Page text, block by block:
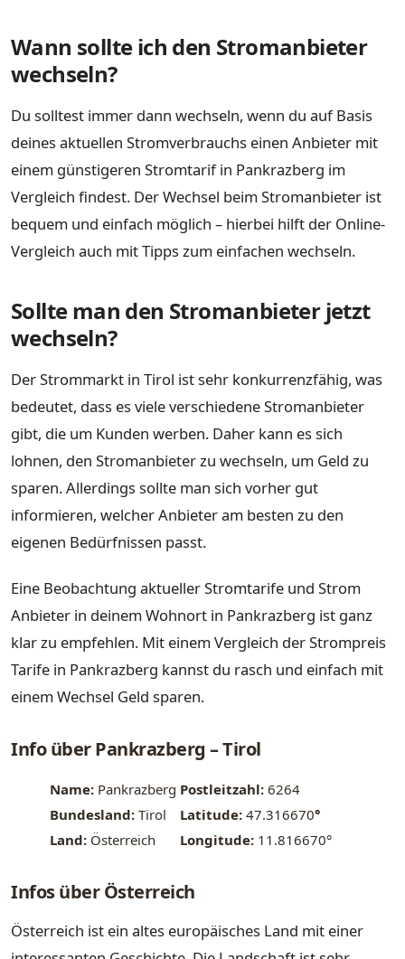
Wann sollte ich den Stromanbieter
wechseln?
Du solltest immer dann wechseln, wenn du auf Basis
deines aktuellen Stromverbrauchs einen Anbieter mit
einem günstigeren Stromtarif in Pankrazberg im
Vergleich findest. Der Wechsel beim Stromanbieter ist
bequem und einfach möglich – hierbei hilft der Online-
Vergleich auch mit Tipps zum einfachen wechseln.
Sollte man den Stromanbieter jetzt
wechseln?
Der Strommarkt in Tirol ist sehr konkurrenzfähig, was
bedeutet, dass es viele verschiedene Stromanbieter
gibt, die um Kunden werben. Daher kann es sich
lohnen, den Stromanbieter zu wechseln, um Geld zu
sparen. Allerdings sollte man sich vorher gut
informieren, welcher Anbieter am besten zu den
eigenen Bedürfnissen passt.
Eine Beobachtung aktueller Stromtarife und Strom
Anbieter in deinem Wohnort in Pankrazberg ist ganz
klar zu empfehlen. Mit einem Vergleich der Strompreis
Tarife in Pankrazberg kannst du rasch und einfach mit
einem Wechsel Geld sparen.
Info über Pankrazberg – Tirol
Name: Pankrazberg Postleitzahl: 6264
Bundesland: Tirol Latitude: 47.316670°
Land: Österreich Longitude: 11.816670°
Infos über Österreich
Österreich ist ein altes europäisches Land mit einer